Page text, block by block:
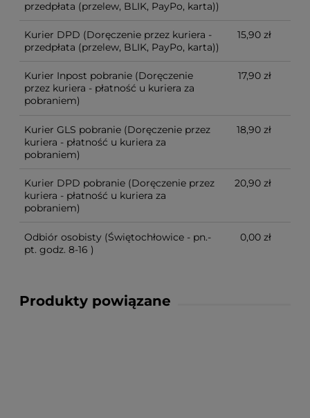
przedpłata (przelew, BLIK, PayPo, karta))
Kurier DPD (Doręczenie przez kuriera -
przedpłata (przelew, BLIK, PayPo, karta))
15,90 zł
Kurier Inpost pobranie (Doręczenie
przez kuriera - płatność u kuriera za
pobraniem)
17,90 zł
Kurier GLS pobranie (Doręczenie przez
kuriera - płatność u kuriera za
pobraniem)
18,90 zł
Kurier DPD pobranie (Doręczenie przez
kuriera - płatność u kuriera za
pobraniem)
20,90 zł
Odbiór osobisty (Świętochłowice - pn.-
pt. godz. 8-16 )
0,00 zł
Produkty powiązane